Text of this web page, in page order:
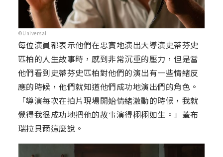
©Universal
每位演員都表示他們在忠實地演出大導演史蒂芬史
匹柏的人生故事時，感到非常沉重的壓力，但是當
他們看到史蒂芬史匹柏對他們的演出有一些情緒反
應的時候，他們就知道他們成功地演出們的角色。
「導演每次在拍片現場開始情緒激動的時候，我就
覺得我很成功地把他的故事演得栩栩如生。」蓋布
瑞拉貝爾這麼說。